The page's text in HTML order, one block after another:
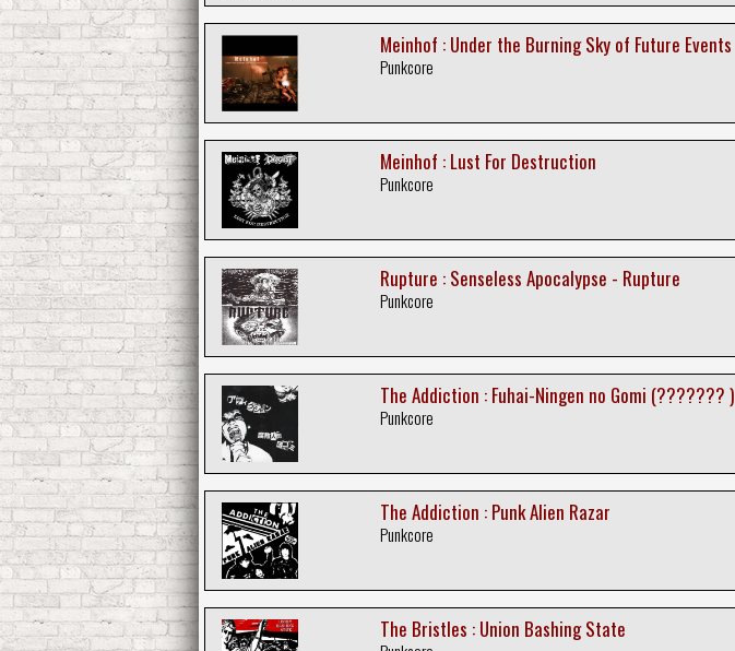
Meinhof : Under the Burning Sky of Future Events
Punkcore
Meinhof : Lust For Destruction
Punkcore
Rupture : Senseless Apocalypse - Rupture
Punkcore
The Addiction : Fuhai-Ningen no Gomi (??????? )
Punkcore
The Addiction : Punk Alien Razar
Punkcore
The Bristles : Union Bashing State